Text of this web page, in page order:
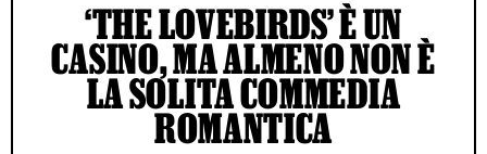
‘THE LOVEBIRDS’ È UN
CASINO, MA ALMENO NON È
LA SOLITA COMMEDIA
ROMANTICA